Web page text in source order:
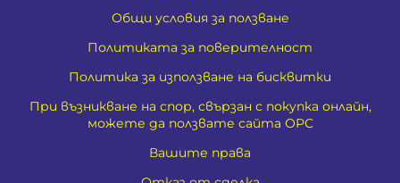
Общи условия за ползване
Политиката за поверителност
Политика за използване на бисквитки
При възникване на спор, свързан с покупка онлайн,
можете да ползвате сайта ОРС
Вашите права